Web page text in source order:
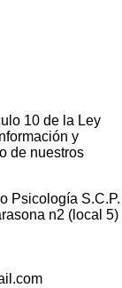
10 de la Ley
y
de nuestros
Psicología S.C.P.
n2 (local 5)